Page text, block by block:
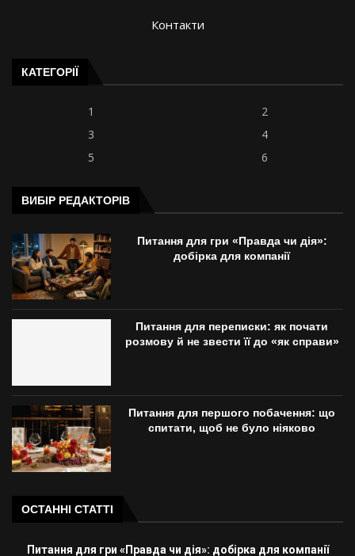
Контакти
КАТЕГОРІЇ
1
2
3
4
5
6
ВИБІР РЕДАКТОРІВ
Питання для гри «Правда чи дія»:
добірка для компанії
Питання для переписки: як почати
розмову й не звести її до «як справи»
Питання для першого побачення: що
спитати, щоб не було ніяково
ОСТАННІ СТАТТІ
Питання для гри «Правда чи дія»: добірка для компанії